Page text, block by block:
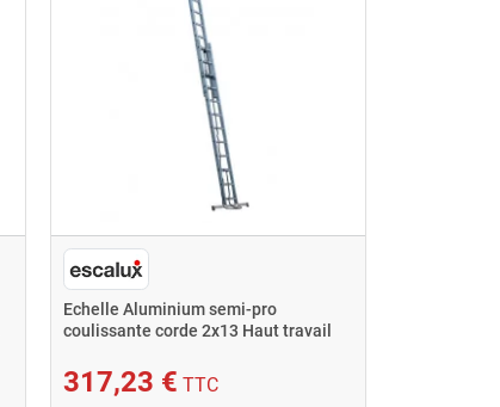
Echelle Aluminium semi-pro
coulissante corde 2x13 Haut travail
317,23 € TTC